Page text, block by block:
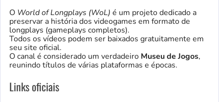
O World of Longplays (WoL) é um projeto dedicado a
preservar a história dos videogames em formato de
longplays (gameplays completos).
Todos os vídeos podem ser baixados gratuitamente em
seu site oficial.
O canal é considerado um verdadeiro Museu de Jogos,
reunindo títulos de várias plataformas e épocas.
Links oficiais